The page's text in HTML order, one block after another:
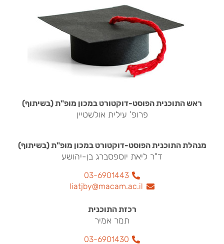
ראש התוכנית הפוסט-דוקטורט במכון מופ"ת (בשיתוף)
פרופ' עילית אולשטיין
מנהלת התוכנית הפוסט-דוקטורט במכון מופ"ת (בשיתוף)
ד"ר ליאת יוספסברג בן-יהושע
03-6901443
liatjby@macam.ac.il
רכזת התוכנית
תמר אמיר
03-6901430